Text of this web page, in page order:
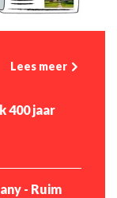
Lees meer
- Ruim